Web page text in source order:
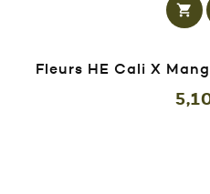
shopping_cart
Fleurs HE Cali X